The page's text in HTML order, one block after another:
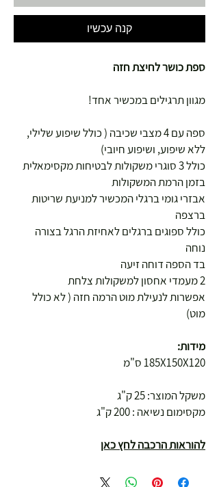
קנה עכשיו
ספת כושר לחיצת חזה
מגוון תרגילים במכשיר אחד!
ספה עם 4 מצבי שכיבה ( כולל שיפוע שלילי,
ללא שיפוע, ושיפוע חיובי)
כולל 3 סוגרי משקולות לבטיחות מקסימאלית
בזמן הרמת המשקולות
אבזרי גומי ברגלי המכשיר למניעת שריטות
ברצפה
כולל ספוגים ברגלים לאחיזת הרגל בצורה
נוחה
בד הספה דוחה זיעה
2 מעמדי אחסון למשקולות צלחת
אפשרות לנעילת מוט הרמה חזה ( לא כולל
מוט)
מידות:
185X150X120 ס"מ
משקל המוצר: 25 ק"ג
מקסימום נשיאה : 200 ק"ג
להוראות הרכבה לחץ כאן